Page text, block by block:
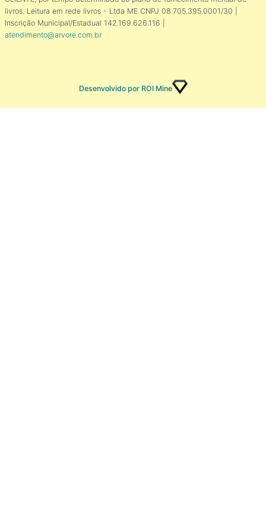
livros. Leitura em rede livros - Ltda ME CNPJ 08.705.395.0001/30 |
Inscrição Municipal/Estadual 142.169.626.116 |
atendimento@arvore.com.br
Desenvolvido por ROI Mine